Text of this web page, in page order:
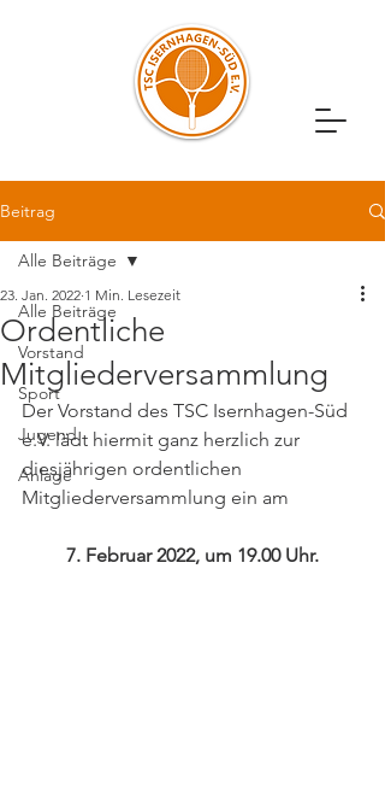
Beitrag
Alle Beiträge
Vorstand
Sport
Jugend
Anlage
Alle Beiträge
Ordentliche
Mitgliederversammlung
23. Jan. 2022 1 Min. Lesezeit
Der Vorstand des TSC Isernhagen-Süd
e.V. lädt hiermit ganz herzlich zur
diesjährigen ordentlichen
Mitgliederversammlung ein am
7. Februar 2022, um 19.00 Uhr.